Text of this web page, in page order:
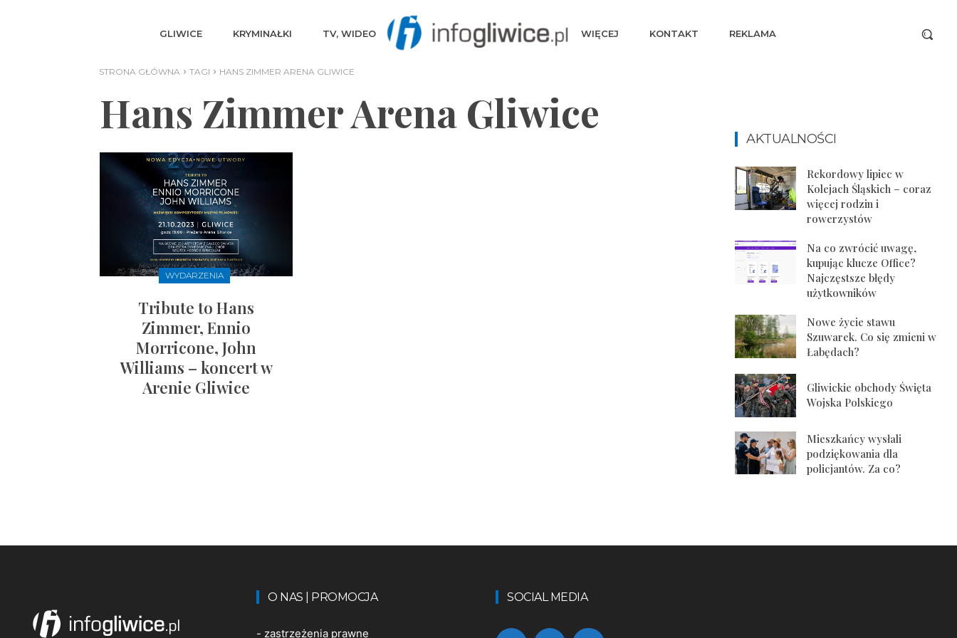
GLIWICE KRYMINAŁKI TV, WIDEO WIĘCEJ KONTAKT REKLAMA
STRONA GŁÓWNA TAGI HANS ZIMMER ARENA GLIWICE
Hans Zimmer Arena Gliwice
WYDARZENIA
Tribute to Hans
Zimmer, Ennio
Morricone, John
Williams – koncert w
Arenie Gliwice
AKTUALNOŚCI
Rekordowy lipiec w
Kolejach Śląskich – coraz
więcej rodzin i
rowerzystów
Na co zwrócić uwagę,
kupując klucze Office?
Najczęstsze błędy
użytkowników
Nowe życie stawu
Szuwarek. Co się zmieni w
Łabędach?
Gliwickie obchody Święta
Wojska Polskiego
Mieszkańcy wysłali
podziękowania dla
policjantów. Za co?
O NAS | PROMOCJA
- zastrzeżenia prawne
SOCIAL MEDIA